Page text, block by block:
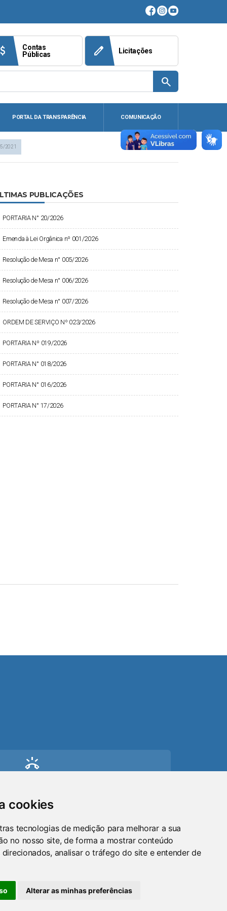
cookies
tecnologias de medição para melhorar a sua
no nosso site, de forma a mostrar conteúdo
analisar o tráfego do site e entender de
Alterar as minhas preferências
attach_money
Contas
Públicas
edit Licitações
search
PORTAL DA TRANSPARÊNCIA COMUNICAÇÃO
2021
PUBLICAÇÕES
PORTARIA N° 20/2026
Emenda à Lei Orgânica nº 001/2026
Resolução de Mesa n° 005/2026
Resolução de Mesa n° 006/2026
Resolução de Mesa n° 007/2026
ORDEM DE SERVIÇO Nº 023/2026
PORTARIA Nº 019/2026
PORTARIA N° 018/2026
PORTARIA N° 016/2026
PORTARIA N° 17/2026
ring_volume
mail
Email